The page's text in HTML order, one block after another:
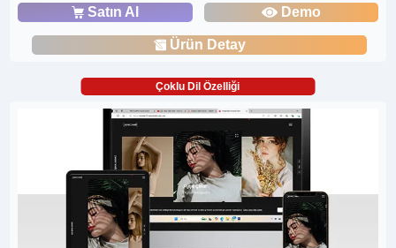
Satın Al Demo
Ürün Detay
Çoklu Dil Özelliği